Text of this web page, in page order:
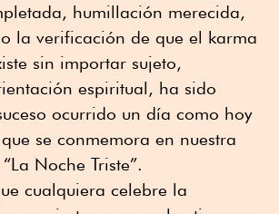
humillación merecida,
la verificación de que el karma
sin importar sujeto,
espiritual, ha sido
ocurrido un día como hoy
se conmemora en nuestra
Noche Triste”.
cualquiera celebre la